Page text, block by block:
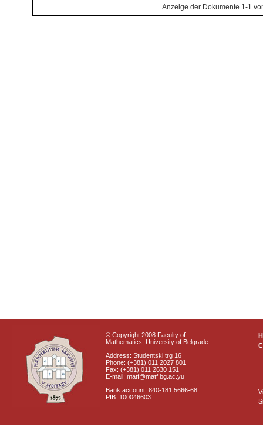
Anzeige der Dokumente 1-1
© Copyright 2008 Faculty of
Mathematics, University of Belgrade
Address: Studentski trg 16
Phone: (+381) 011 2027 801
Fax: (+381) 011 2630 151
E-mail: matf@matf.bg.ac.yu
Bank account: 840-181 5666-68
PIB: 100046603